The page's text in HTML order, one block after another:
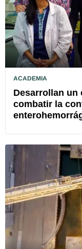
ACADEMIA
Desarrollan
combatir la